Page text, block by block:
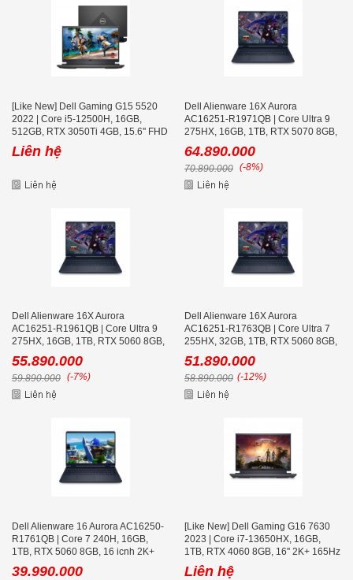
[Like New] Dell Gaming G15 5520
2022 | Core i5-12500H, 16GB,
512GB, RTX 3050Ti 4GB, 15.6'' FHD
165Hz
Liên hệ
Dell Alienware 16X Aurora
AC16251-R1971QB | Core Ultra 9
275HX, 16GB, 1TB, RTX 5070 8GB,
64.890.000
70.890.000 (-8%)
Dell Alienware 16X Aurora
AC16251-R1961QB | Core Ultra 9
275HX, 16GB, 1TB, RTX 5060 8GB,
16 icnh 2K+ 240Hz
55.890.000
59.890.000 (-7%)
Dell Alienware 16X Aurora
AC16251-R1763QB | Core Ultra 7
255HX, 32GB, 1TB, RTX 5060 8GB,
16 icnh 2K+ 240Hz
51.890.000
58.890.000 (-12%)
Dell Alienware 16 Aurora AC16250-
R1761QB | Core 7 240H, 16GB,
1TB, RTX 5060 8GB, 16 icnh 2K+
39.990.000
[Like New] Dell Gaming G16 7630
2023 | Core i7-13650HX, 16GB,
1TB, RTX 4060 8GB, 16'' 2K+ 165Hz
Liên hệ